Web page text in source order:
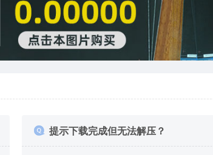
提示下载完成但无法解压？